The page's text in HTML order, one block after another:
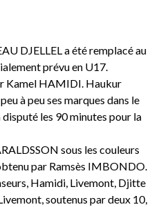
DJELLEL a été remplacé au
prévu en U17.
Kamel HAMIDI. Haukur
à peu ses marques dans le
les 90 minutes pour la
sous les couleurs
par Ramsès IMBONDO.
Hamidi, Livemont, Djitte
soutenus par deux 10,